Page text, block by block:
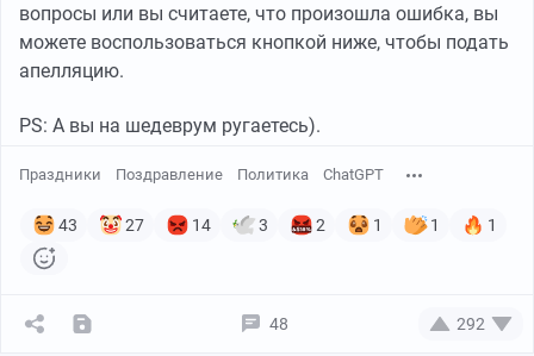
вопросы или вы считаете, что произошла ошибка, вы
можете воспользоваться кнопкой ниже, чтобы подать
апелляцию.
PS: А вы на шедеврум ругаетесь).
Праздники Поздравление Политика ChatGPT
43 27 14 3 2 1 1 1
48 292